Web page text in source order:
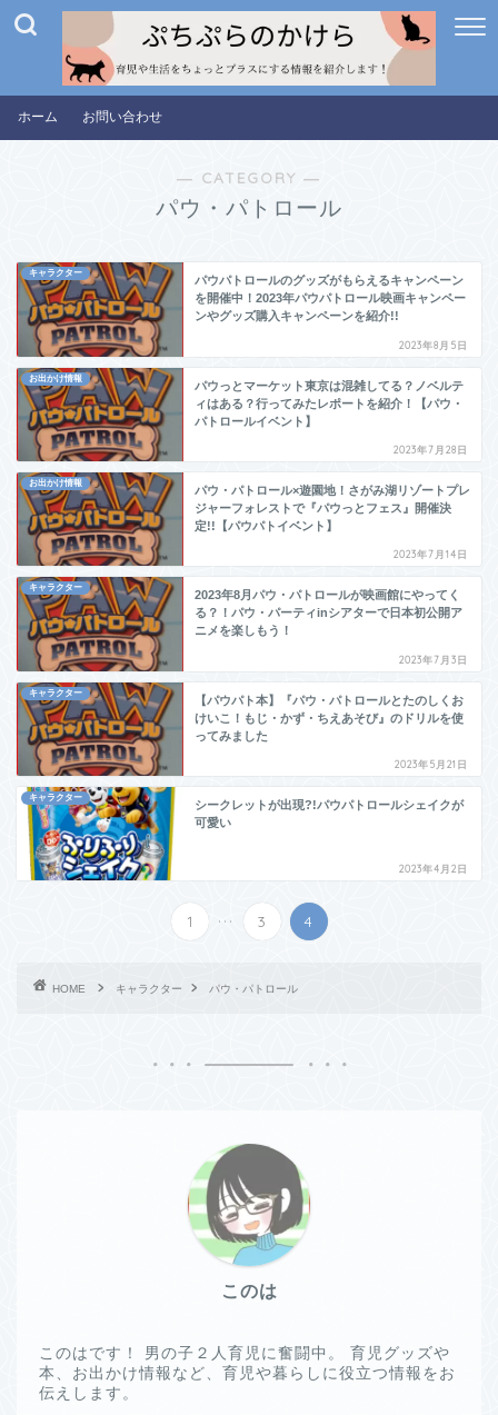
ホーム お問い合わせ
― CATEGORY ―
パウ・パトロール
キャラクター
パウパトロールのグッズがもらえるキャンペーン
を開催中！2023年パウパトロール映画キャンペー
ンやグッズ購入キャンペーンを紹介!!
2023年8月5日
お出かけ情報
パウっとマーケット東京は混雑してる？ノベルテ
ィはある？行ってみたレポートを紹介！【パウ・
パトロールイベント】
2023年7月28日
お出かけ情報
パウ・パトロール×遊園地！さがみ湖リゾートプレ
ジャーフォレストで『パウっとフェス』開催決
定!!【パウパトイベント】
2023年7月14日
キャラクター
2023年8月パウ・パトロールが映画館にやってく
る？！パウ・パーティinシアターで日本初公開ア
ニメを楽しもう！
2023年7月3日
キャラクター
【パウパト本】『パウ・パトロールとたのしくお
けいこ！もじ・かず・ちえあそび』のドリルを使
ってみました
2023年5月21日
キャラクター
シークレットが出現?!パウパトロールシェイクが
可愛い
2023年4月2日
1 ... 3 4
HOME キャラクター パウ・パトロール
このは
このはです！ 男の子２人育児に奮闘中。 育児グッズや
本、お出かけ情報など、育児や暮らしに役立つ情報をお
伝えします。